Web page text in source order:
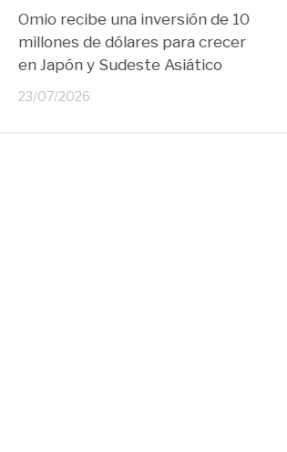
Omio recibe una inversión de 10
millones de dólares para crecer
en Japón y Sudeste Asiático
23/07/2026